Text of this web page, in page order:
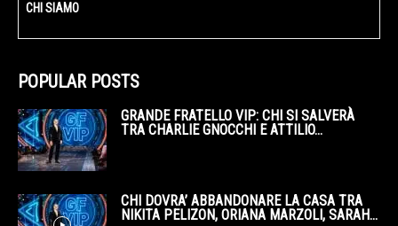
CHI SIAMO
POPULAR POSTS
GRANDE FRATELLO VIP: CHI SI SALVERÀ
TRA CHARLIE GNOCCHI E ATTILIO...
CHI DOVRA’ ABBANDONARE LA CASA TRA
NIKITA PELIZON, ORIANA MARZOLI, SARAH...